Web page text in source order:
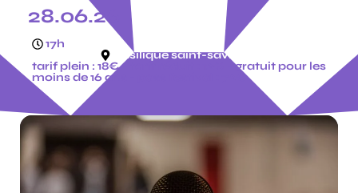
28.06.26
17h
basilique saint-savinien
tarif plein : 18€ - tarif réduit : 12€ - gratuit pour les
moins de 16 ans - pass festival : 72€